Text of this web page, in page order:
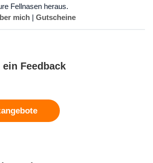
Fellnasen heraus.
mich| Gutscheine
Feedback
Kommentar